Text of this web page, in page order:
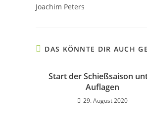
Joachim Peters
DAS KÖNNTE DIR AUCH
Start der Schießsaison
Auflagen
29. August 2020